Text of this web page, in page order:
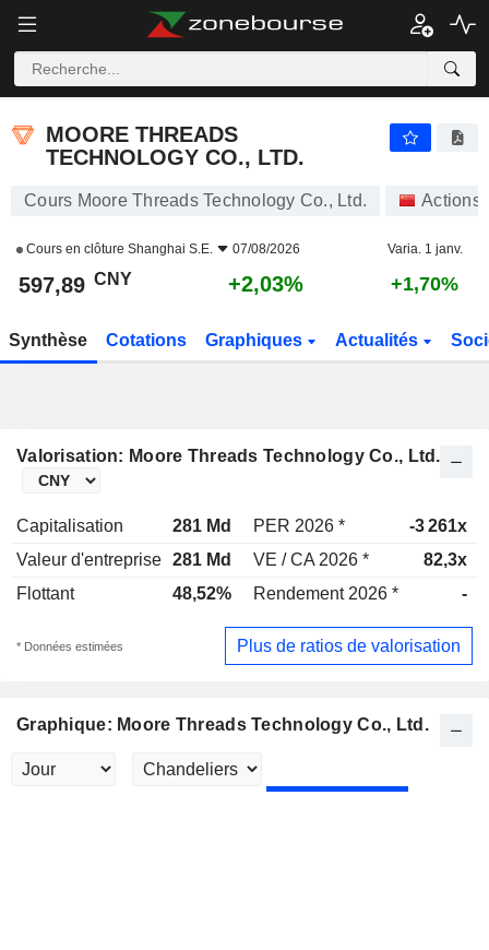
MOORE THREADS
TECHNOLOGY CO., LTD.
Cours Moore Threads Technology Co., Ltd. Actions
Cours en clôture Shanghai S.E. 07/08/2026 Varia. 1 janv.
597,89 CNY +2,03% +1,70%
Synthèse Cotations Graphiques Actualités
Valorisation: Moore Threads Technology Co., Ltd.
Capitalisation 281 Md PER 2026 *
-3 261x
Valeur d'entreprise 281 Md VE / CA 2026 *
82,3x
Flottant
48,52% Rendement 2026 * -
* Données estimées Plus de ratios de valorisation
Graphique: Moore Threads Technology Co., Ltd.